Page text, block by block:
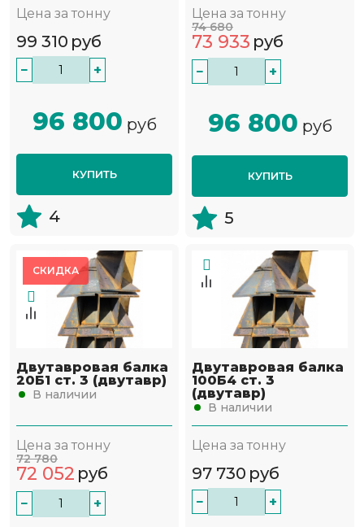
Цена за тонну
99 310 руб
− +
96 800 руб
КУПИТЬ
4
Цена за тонну
74 680
73 933 руб
− +
96 800 руб
КУПИТЬ
5
СКИДКА
Двутавровая балка
20Б1 ст. 3 (двутавр)
В наличии
Цена за тонну
72 780
72 052 руб
− +
Двутавровая балка
100Б4 ст. 3
(двутавр)
В наличии
Цена за тонну
97 730 руб
− +